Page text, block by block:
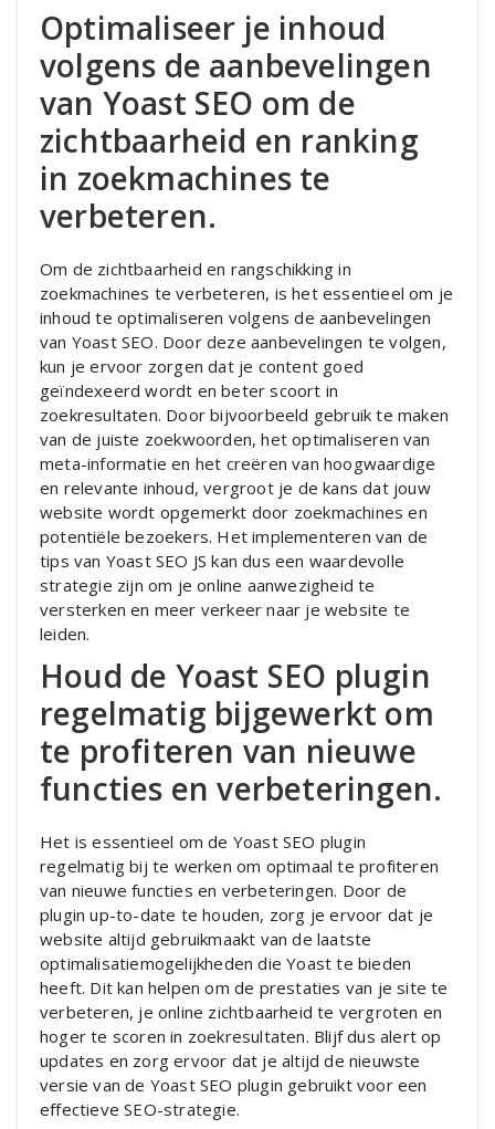
Optimaliseer je inhoud
volgens de aanbevelingen
van Yoast SEO om de
zichtbaarheid en ranking
in zoekmachines te
verbeteren.
Om de zichtbaarheid en rangschikking in
zoekmachines te verbeteren, is het essentieel om je
inhoud te optimaliseren volgens de aanbevelingen
van Yoast SEO. Door deze aanbevelingen te volgen,
kun je ervoor zorgen dat je content goed
geïndexeerd wordt en beter scoort in
zoekresultaten. Door bijvoorbeeld gebruik te maken
van de juiste zoekwoorden, het optimaliseren van
meta-informatie en het creëren van hoogwaardige
en relevante inhoud, vergroot je de kans dat jouw
website wordt opgemerkt door zoekmachines en
potentiële bezoekers. Het implementeren van de
tips van Yoast SEO JS kan dus een waardevolle
strategie zijn om je online aanwezigheid te
versterken en meer verkeer naar je website te
leiden.
Houd de Yoast SEO plugin
regelmatig bijgewerkt om
te profiteren van nieuwe
functies en verbeteringen.
Het is essentieel om de Yoast SEO plugin
regelmatig bij te werken om optimaal te profiteren
van nieuwe functies en verbeteringen. Door de
plugin up-to-date te houden, zorg je ervoor dat je
website altijd gebruikmaakt van de laatste
optimalisatiemogelijkheden die Yoast te bieden
heeft. Dit kan helpen om de prestaties van je site te
verbeteren, je online zichtbaarheid te vergroten en
hoger te scoren in zoekresultaten. Blijf dus alert op
updates en zorg ervoor dat je altijd de nieuwste
versie van de Yoast SEO plugin gebruikt voor een
effectieve SEO-strategie.